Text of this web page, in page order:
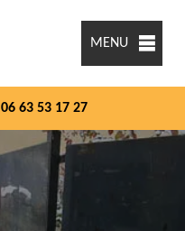
MENU
06 63 53 17 27